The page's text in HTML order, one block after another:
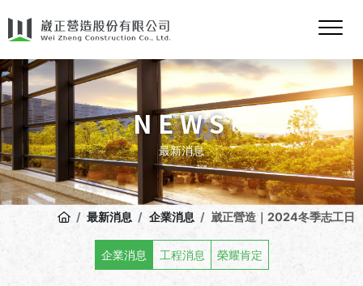
NEWS
最新消息
最新消息 企業消息 崴正營造｜2024冬季志工日
企業消息 工程消息 榮耀肯定